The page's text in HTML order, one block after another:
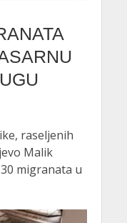
raseljenih
Malik
migranata u